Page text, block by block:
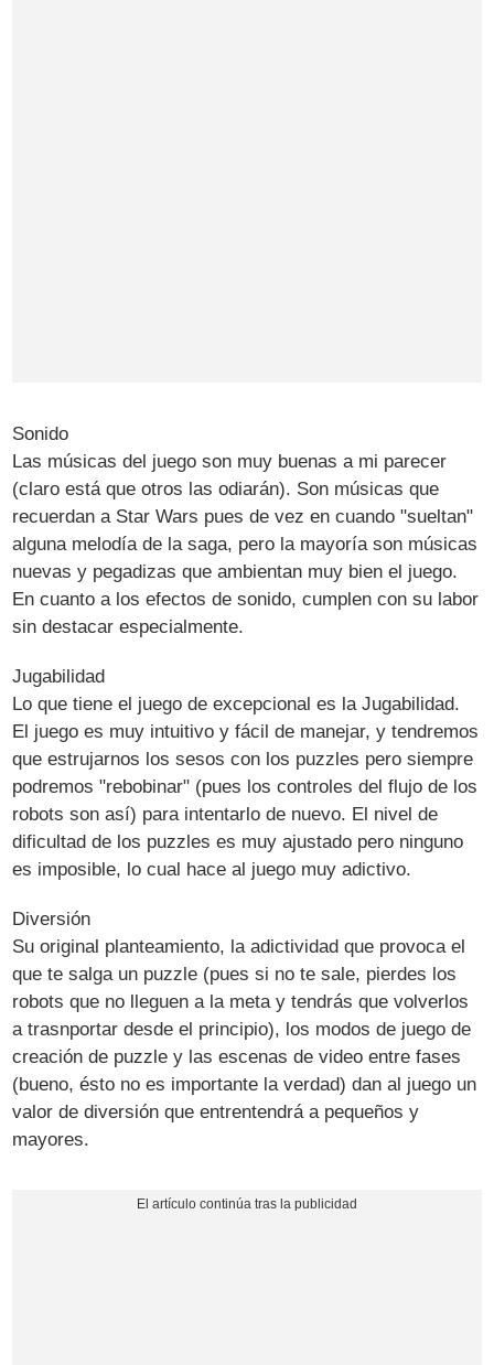
Sonido
Las músicas del juego son muy buenas a mi parecer
(claro está que otros las odiarán). Son músicas que
recuerdan a Star Wars pues de vez en cuando "sueltan"
alguna melodía de la saga, pero la mayoría son músicas
nuevas y pegadizas que ambientan muy bien el juego.
En cuanto a los efectos de sonido, cumplen con su labor
sin destacar especialmente.
Jugabilidad
Lo que tiene el juego de excepcional es la Jugabilidad.
El juego es muy intuitivo y fácil de manejar, y tendremos
que estrujarnos los sesos con los puzzles pero siempre
podremos "rebobinar" (pues los controles del flujo de los
robots son así) para intentarlo de nuevo. El nivel de
dificultad de los puzzles es muy ajustado pero ninguno
es imposible, lo cual hace al juego muy adictivo.
Diversión
Su original planteamiento, la adictividad que provoca el
que te salga un puzzle (pues si no te sale, pierdes los
robots que no lleguen a la meta y tendrás que volverlos
a trasnportar desde el principio), los modos de juego de
creación de puzzle y las escenas de video entre fases
(bueno, ésto no es importante la verdad) dan al juego un
valor de diversión que entrentendrá a pequeños y
mayores.